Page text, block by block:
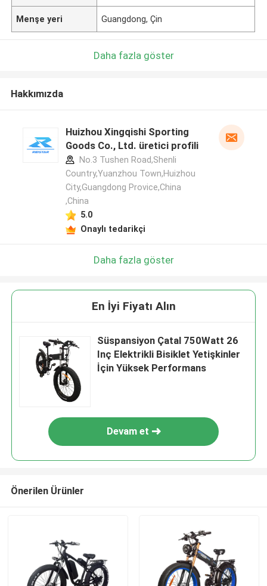
Menşe yeri Guangdong, Çin
Daha fazla göster
Hakkımızda
Huizhou Xingqishi Sporting
Goods Co., Ltd. üretici profili
No.3 Tushen Road,Shenli
Country,Yuanzhou Town,Huizhou
City,Guangdong Provice,China
,China
5.0
Onaylı tedarikçi
Daha fazla göster
En İyi Fiyatı Alın
Süspansiyon Çatal 750Watt 26
Inç Elektrikli Bisiklet Yetişkinler
İçin Yüksek Performans
Devam et
Önerilen Ürünler